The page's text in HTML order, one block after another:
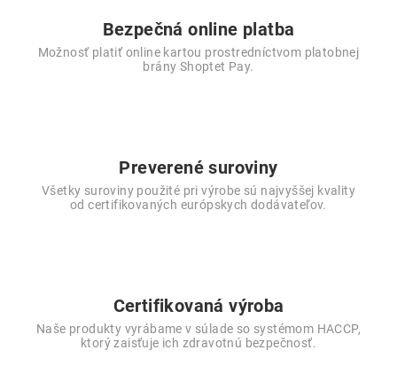
Bezpečná online platba
Možnosť platiť online kartou prostredníctvom platobnej
brány Shoptet Pay.
Preverené suroviny
Všetky suroviny použité pri výrobe sú najvyššej kvality
od certifikovaných európskych dodávateľov.
Certifikovaná výroba
Naše produkty vyrábame v súlade so systémom HACCP,
ktorý zaisťuje ich zdravotnú bezpečnosť.